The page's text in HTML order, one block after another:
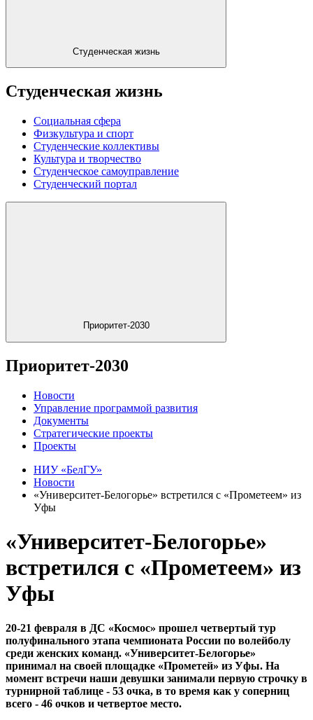
Студенческая жизнь
Студенческая жизнь
Социальная сфера
Физкультура и спорт
Студенческие коллективы
Культура и творчество
Студенческое самоуправление
Студенческий портал
Приоритет-2030
Приоритет-2030
Новости
Управление программой развития
Документы
Стратегические проекты
Проекты
НИУ «БелГУ»
Новости
«Университет-Белогорье» встретился с «Прометеем» из
Уфы
«Университет-Белогорье»
встретился с «Прометеем» из
Уфы
20-21 февраля в ДС «Космос» прошел четвертый тур
полуфинального этапа чемпионата России по волейболу
среди женских команд. «Университет-Белогорье»
принимал на своей площадке «Прометей» из Уфы. На
момент встречи наши девушки занимали первую строчку в
турнирной таблице - 53 очка, в то время как у соперниц
всего - 46 очков и четвертое место.